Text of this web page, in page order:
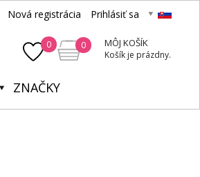
Nová registrácia Prihlásiť sa
0 0 MÔJ KOŠÍK
Košík je prázdny.
ZNAČKY